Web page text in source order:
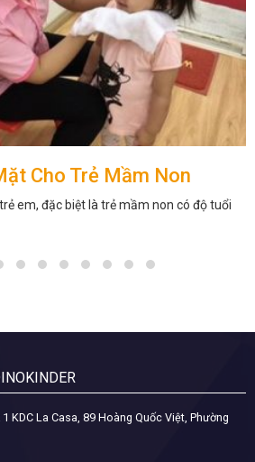
Cho Trẻ Mầm Non
em, đặc biệt là trẻ mầm non có độ tuổi
KDC La Casa, 89 Hoàng Quốc Việt, Phường